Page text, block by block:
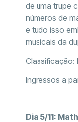
de uma trupe
números de
e tudo isso
musicais da
Classificação:
Ingressos a
Dia 5/11: